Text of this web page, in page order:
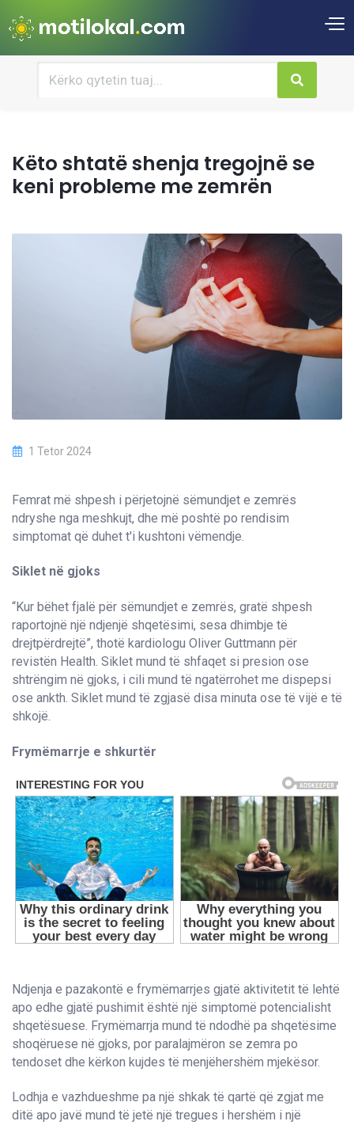
Këto shtatë shenja tregojnë se
keni probleme me zemrën
1 Tetor 2024
Femrat më shpesh i përjetojnë sëmundjet e zemrës
ndryshe nga meshkujt, dhe më poshtë po rendisim
simptomat që duhet t'i kushtoni vëmendje.
Siklet në gjoks
“Kur bëhet fjalë për sëmundjet e zemrës, gratë shpesh
raportojnë një ndjenjë shqetësimi, sesa dhimbje të
drejtpërdrejtë”, thotë kardiologu Oliver Guttmann për
revistën Health. Siklet mund të shfaqet si presion ose
shtrëngim në gjoks, i cili mund të ngatërrohet me dispepsi
ose ankth. Siklet mund të zgjasë disa minuta ose të vijë e të
shkojë.
Frymëmarrje e shkurtër
Ndjenja e pazakontë e frymëmarrjes gjatë aktivitetit të lehtë
apo edhe gjatë pushimit është një simptomë potencialisht
shqetësuese. Frymëmarrja mund të ndodhë pa shqetësime
shoqëruese në gjoks, por paralajmëron se zemra po
tendoset dhe kërkon kujdes të menjëhershëm mjekësor.
Lodhja e vazhdueshme pa një shkak të qartë që zgjat me
ditë apo javë mund të jetë një tregues i hershëm i një